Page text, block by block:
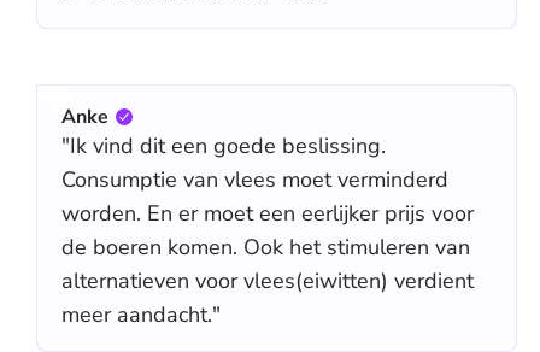
Anke
"Ik vind dit een goede beslissing.
Consumptie van vlees moet verminderd
worden. En er moet een eerlijker prijs voor
de boeren komen. Ook het stimuleren van
alternatieven voor vlees(eiwitten) verdient
meer aandacht."